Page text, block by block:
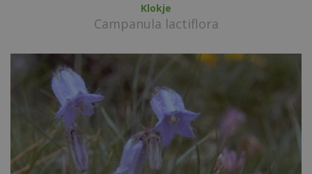
Klokje
Campanula lactiflora